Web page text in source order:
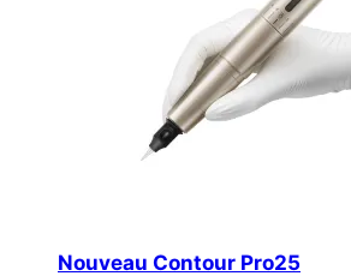
Nouveau Contour Pro25